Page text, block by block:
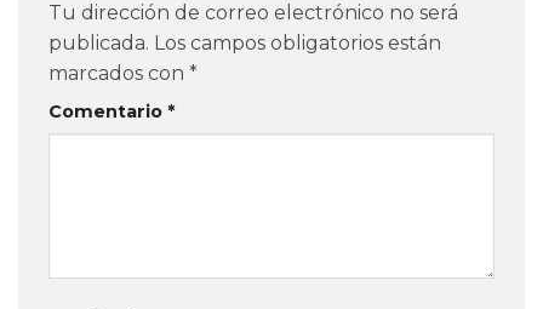
Tu dirección de correo electrónico no será
publicada. Los campos obligatorios están
marcados con *
Comentario *